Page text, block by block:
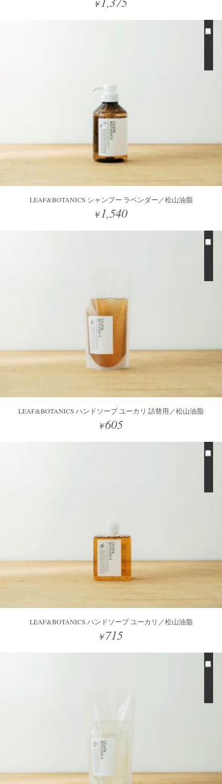
￥
LEAF&BOTANICS シャンプー ラベンダー／松山油脂
￥1,540
LEAF&BOTANICS ハンドソープ ユーカリ 詰替用／松山油脂
￥605
LEAF&BOTANICS ハンドソープ ユーカリ／松山油脂
￥715